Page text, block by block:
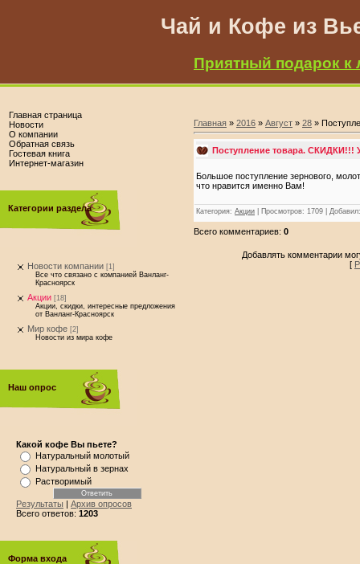
Чай и Кофе из
Приятный подарок к
Главная страница
Новости
О компании
Обратная связь
Гостевая книга
Интернет-магазин
Категории раздела
Новости компании [1]
Все что связано с компанией Ванланг-
Красноярск
Акции [18]
Акции, скидки, интересные предложения
от Ванланг-Красноярск
Мир кофе [2]
Новости из мира кофе
Наш опрос
Какой кофе Вы пьете?
Натуральный молотый
Натуральный в зернах
Растворимый
Результаты | Архив опросов
Всего ответов: 1203
Форма входа
Главная » 2016 » Август » 28 »
Поступление товара. СКИДКИ!!!
Большое поступление зернового,
что нравится именно Вам!
Категория: Акции Просмотров: 1709 | Добавил
Всего комментариев: 0
Добавлять комментарии
[